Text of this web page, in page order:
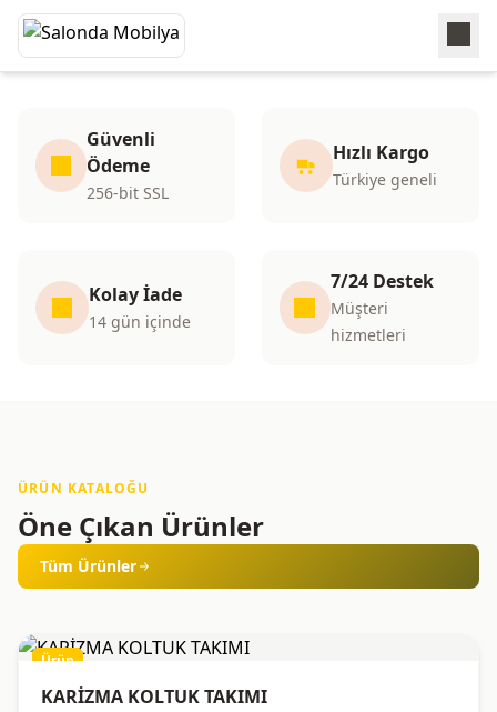
Üreticisi | BURSA İNEGÖL
Mobilya Üreticisi – Kaliteli ürünler, uygun fiyatlar.
Güvenli
Ödeme
256-bit SSL
Hızlı Kargo
Türkiye geneli
Kolay İade
14 gün içinde
7/24 Destek
Müşteri
hizmetleri
ÜRÜN KATALOĞU
Öne Çıkan Ürünler
Tüm Ürünler
Ürün
KARİZMA KOLTUK TAKIMI